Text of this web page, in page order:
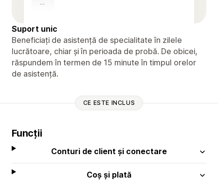
Suport unic
Beneficiați de asistență de specialitate în zilele
lucrătoare, chiar și în perioada de probă. De obicei,
răspundem în termen de 15 minute în timpul orelor
de asistență.
CE ESTE INCLUS
Funcții
Conturi de client și conectare
Coș și plată